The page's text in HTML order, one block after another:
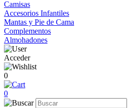
Camisas
Accesorios Infantiles
Mantas y Pie de Cama
Complementos
Almohadones
Acceder
0
0